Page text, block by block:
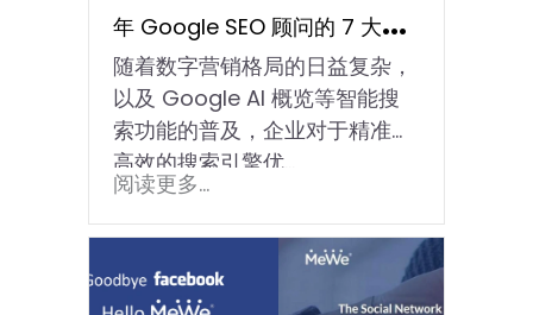
年 Google SEO 顾问的 7 大选
择考量与效益分析
随着数字营销格局的日益复杂，
以及 Google AI 概览等智能搜
索功能的普及，企业对于精准、
高效的搜索引擎优…
阅读更多...